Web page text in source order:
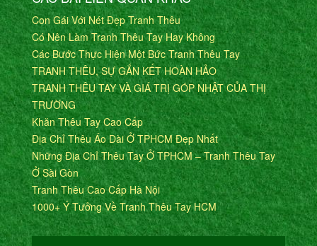
Con Gái Với Nét Đẹp Tranh Thêu
Có Nên Làm Tranh Thêu Tay Hay Không
Các Bước Thực Hiện Một Bức Tranh Thêu Tay
TRANH THÊU, SỰ GẮN KẾT HOÀN HẢO
TRANH THÊU TAY VÀ GIÁ TRỊ GÓP NHẬT CỦA THỊ
TRƯỜNG
Khăn Thêu Tay Cao Cấp
Địa Chỉ Thêu Áo Dài Ở TPHCM Đẹp Nhất
Những Địa Chỉ Thêu Tay Ở TPHCM – Tranh Thêu Tay
Ở Sài Gòn
Tranh Thêu Cao Cấp Hà Nội
1000+ Ý Tưởng Về Tranh Thêu Tay HCM